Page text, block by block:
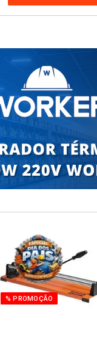
% PROMOÇÃO